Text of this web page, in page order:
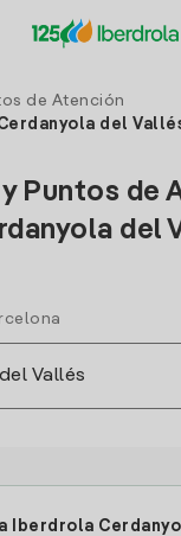
de Atención
del
Puntos de
del
Iberdrola